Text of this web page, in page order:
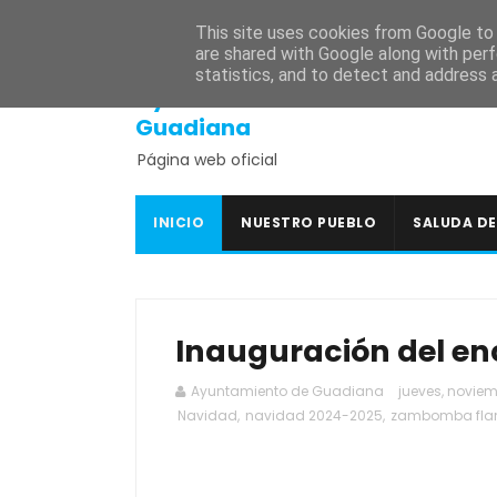
SEDE ELECTRÓNICA PORTAL DE
Guadiana
Página web oficial
INICIO NUESTRO PUEBLO SALUDA
Inauguración del
Ayuntamiento de Guadiana jueves,
Navidad, navidad 2024-2025, zambomba
This site uses cookies from Google
are shared with Google along with
statistics, and to detect and address